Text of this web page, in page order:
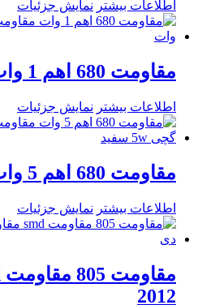
اطلاعات بیشتر نمایش جزئیات
مقاومت 680 اهم 1 وات
اطلاعات بیشتر نمایش جزئیات
مقاومت 680 اهم 5 وات
اطلاعات بیشتر نمایش جزئیات
2012